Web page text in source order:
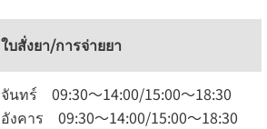
ใบสั่งยา/การจ่ายยา
จันทร์ 09:30～14:00/15:00～18:30
อังคาร 09:30～14:00/15:00～18:30